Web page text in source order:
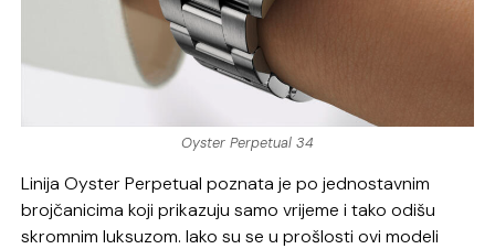
Oyster Perpetual 34
Linija Oyster Perpetual poznata je po jednostavnim
brojčanicima koji prikazuju samo vrijeme i tako odišu
skromnim luksuzom. Iako su se u prošlosti ovi modeli